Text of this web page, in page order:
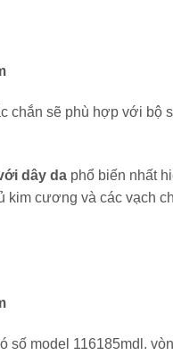
chắn sẽ phù hợp với bộ
dây da phổ biến nhất
cương và các vạch
số model 116185mdl.